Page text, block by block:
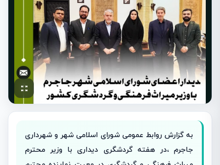
به گزارش روابط عمومی شورای اسلامی شهر و شهرداری
جاجرم ،در هفته گردشگری دیداری با وزیر محترم